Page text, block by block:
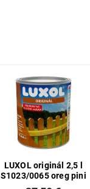
LUXOL originál 2,5 l
S1023/0065 oreg pini